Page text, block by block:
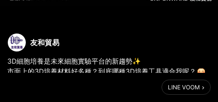
友和貿易
3D細胞培養是未來細胞實驗平台的新趨勢✨
市面上的3D培養材料好多種？到底哪種3D培養工具適合我呢？
友和提供客戶最全面的3D細胞培養研究工具，適合各式各樣的實驗
LINE VOOM